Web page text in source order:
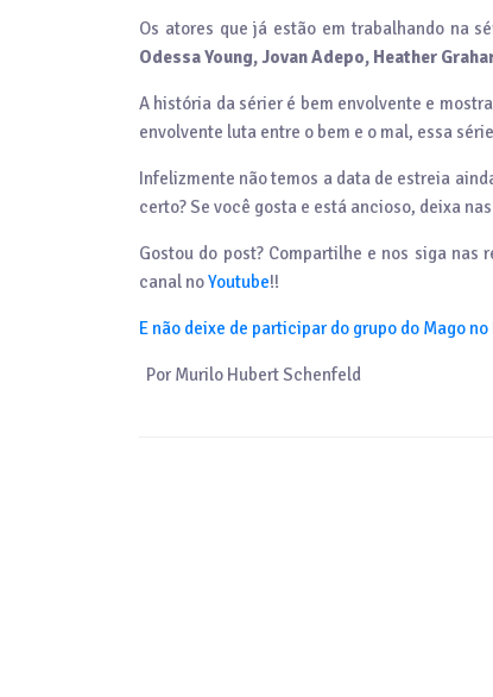
Os atores que já estão em trabalhando na
Odessa Young, Jovan Adepo, Heather
A história da sérier é bem envolvente e
envolvente luta entre o bem e o mal, essa
Infelizmente não temos a data de estreia
certo? Se você gosta e está ancioso, deixa
Gostou do post? Compartilhe e nos siga nas
canal noYoutube!!
E não deixe de participar do grupo do Mago no
Por Murilo Hubert Schenfeld